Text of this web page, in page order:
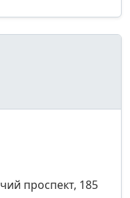
проспект, 185